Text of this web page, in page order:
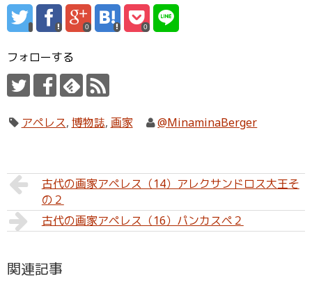
0 0
フォローする
アペレス, 博物誌, 画家 @MinaminaBerger
古代の画家アペレス（14）アレクサンドロス大王そ
の２
古代の画家アペレス（16）パンカスペ２
関連記事